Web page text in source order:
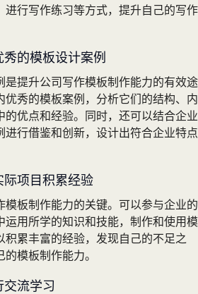
进行写作练习等方式，提升自己的写作
的模板设计案例
是提升公司写作模板制作能力的有效途
优秀的模板案例，分析它们的结构、内
的优点和经验。同时，还可以结合企业
进行借鉴和创新，设计出符合企业特点
项目积累经验
模板制作能力的关键。可以参与企业的
运用所学的知识和技能，制作和使用模
积累丰富的经验，发现自己的不足之
模板制作能力。
流学习